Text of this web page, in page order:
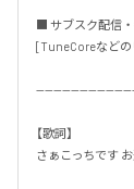
■ サブスク配信
[TuneCoreなどの
【歌詞】
さぁこっちです